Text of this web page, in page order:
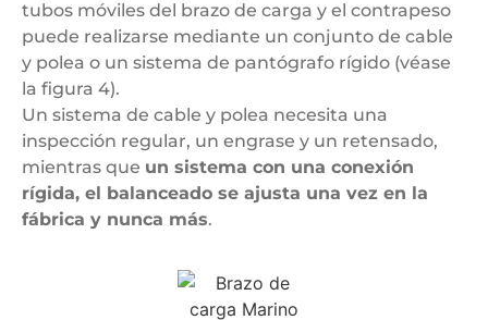
tubos móviles del brazo de carga y el contrapeso
puede realizarse mediante un conjunto de cable
y polea o un sistema de pantógrafo rígido (véase
la figura 4).
Un sistema de cable y polea necesita una
inspección regular, un engrase y un retensado,
mientras que un sistema con una conexión
rígida, el balanceado se ajusta una vez en la
fábrica y nunca más.